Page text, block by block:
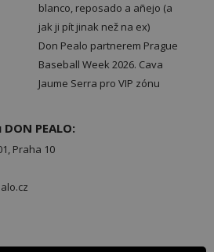
blanco, reposado a añejo (a
jak ji pít jinak než na ex)
Don Pealo partnerem Prague
Baseball Week 2026. Cava
Jaume Serra pro VIP zónu
PEALO:
Praha 10